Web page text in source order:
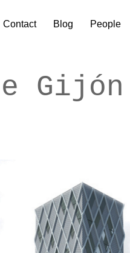
Contact Blog People
Gijón